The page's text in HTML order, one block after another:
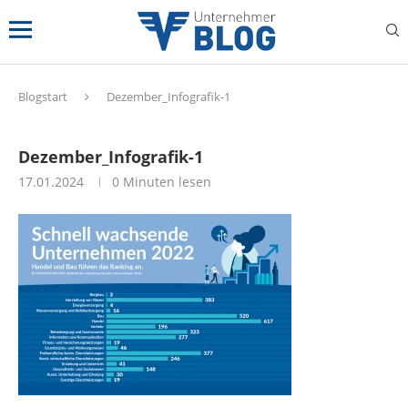
Blogstart Dezember_Infografik-1
Dezember_Infografik-1
17.01.2024 0 Minuten lesen